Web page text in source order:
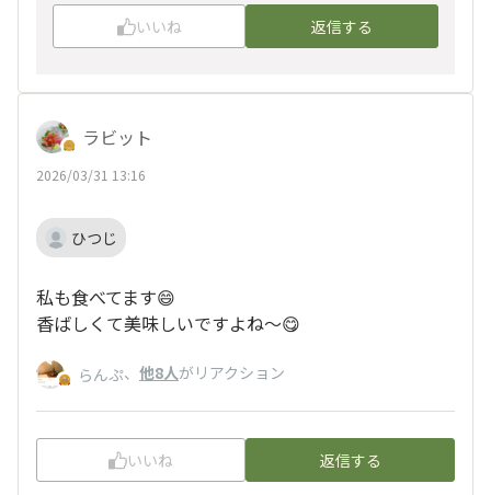
いいね 返信する
ラビット
2026/03/31 13:16
ひつじ
私も食べてます😄
香ばしくて美味しいですよね～😋
らんぷ、 他8人がリアクション
いいね 返信する